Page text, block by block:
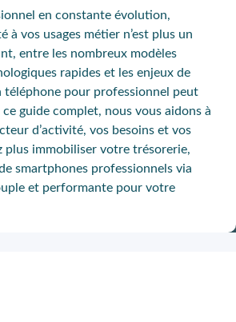
en constante évolution,
à vos usages métier n’est plus un
entre les nombreux modèles
rapides et les enjeux de
pour professionnel peut
guide complet, nous vous aidons à
d’activité, vos besoins et vos
plus immobiliser votre trésorerie,
smartphones professionnels via
et performante pour votre